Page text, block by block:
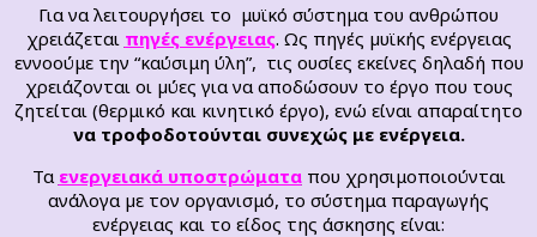
Για να λειτουργήσει το μυϊκό σύστημα του ανθρώπου
χρειάζεται πηγές ενέργειας. Ως πηγές µυϊκής ενέργειας
εννοούμε την “καύσιμη ύλη”, τις ουσίες εκείνες δηλαδή που
χρειάζονται οι µύες για να αποδώσουν το έργο που τους
ζητείται (θερμικό και κινητικό έργο), ενώ είναι απαραίτητο
να τροφοδοτούνται συνεχώς με ενέργεια.
Τα ενεργειακά υποστρώματαπου χρησιμοποιούνται
ανάλογα µε τον οργανισμό, το σύστημα παραγωγής
ενέργειας και το είδος της άσκησης είναι: